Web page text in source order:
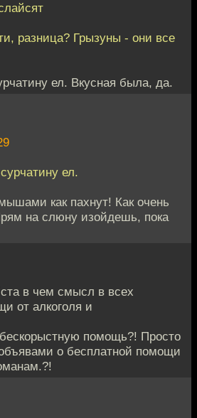
разница? Грызуны - они все
ел. Вкусная была, да.
ел.
как пахнут! Как очень
на слюну изойдешь, пока
в чем смысл в всех
от алкоголя и
помощь?! Просто
о бесплатной помощи